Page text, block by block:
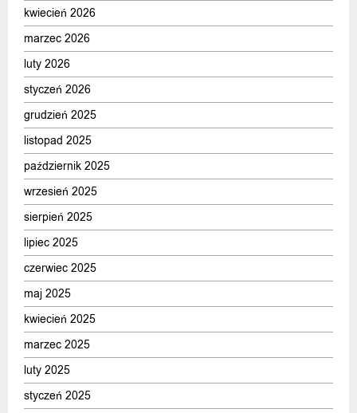
kwiecień 2026
marzec 2026
luty 2026
styczeń 2026
grudzień 2025
listopad 2025
październik 2025
wrzesień 2025
sierpień 2025
lipiec 2025
czerwiec 2025
maj 2025
kwiecień 2025
marzec 2025
luty 2025
styczeń 2025